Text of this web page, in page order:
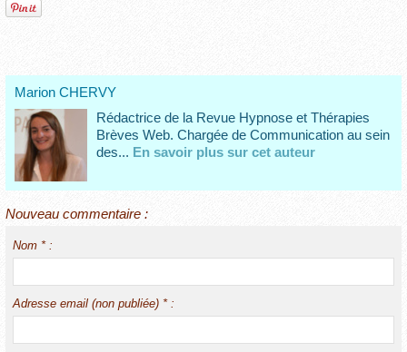
Marion CHERVY
Rédactrice de la Revue Hypnose et Thérapies
Brèves Web. Chargée de Communication au sein
des... En savoir plus sur cet auteur
Nouveau commentaire :
Nom * :
Adresse email (non publiée) * :